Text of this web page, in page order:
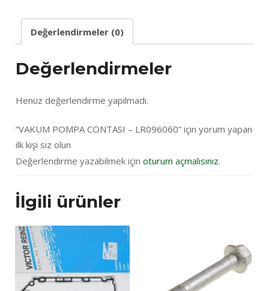
Değerlendirmeler (0)
Değerlendirmeler
Henüz değerlendirme yapılmadı.
“VAKUM POMPA CONTASI – LR096060” için yorum yapan
ilk kişi siz olun
Değerlendirme yazabilmek için oturum açmalısınız.
İlgili ürünler